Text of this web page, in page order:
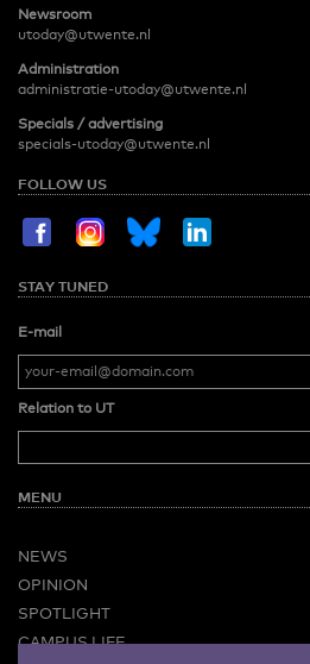
Newsroom
utoday@utwente.nl
Administration
administratie-utoday@utwente.nl
Specials / advertising
specials-utoday@utwente.nl
FOLLOW US
STAY TUNED
E-mail
Relation to UT
MENU
NEWS
OPINION
SPOTLIGHT
CAMPUS LIFE